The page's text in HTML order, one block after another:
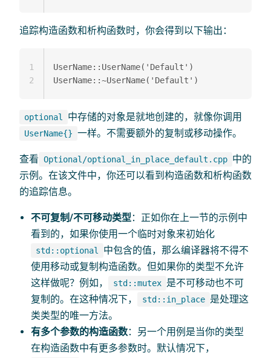
追踪构造函数和析构函数时，你会得到以下输出：
UserName::UserName('Default')
1
2
optional 中存储的对象是就地创建的，就像你调用
UserName{} 一样。不需要额外的复制或移动操作。
查看 Optional/optional_in_place_default.cpp 中的
示例。在该文件中，你还可以看到构造函数和析构函数
的追踪信息。
不可复制/不可移动类型：正如你在上一节的示例中
看到的，如果你使用一个临时对象来初始化
std::optional
中包含的值，那么编译器将不得不
使用移动或复制构造函数。但如果你的类型不允许
这样做呢？例如，
std::mutex 是不可移动也不可
复制的。在这种情况下，
std::in_place 是处理这
类类型的唯一方法。
有多个参数的构造函数：另一个用例是当你的类型
在构造函数中有更多参数时。默认情况下，